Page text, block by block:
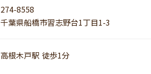
274-8558
千葉県船橋市習志野台1丁目1-3
高根木戸駅 徒歩1分